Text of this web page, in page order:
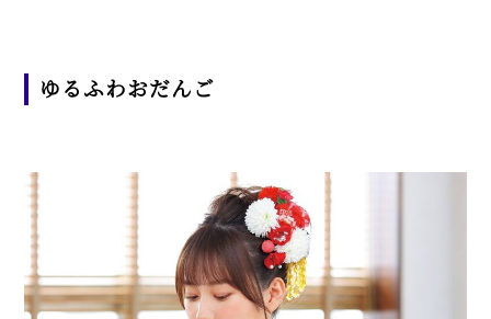
ゆるふわおだんご